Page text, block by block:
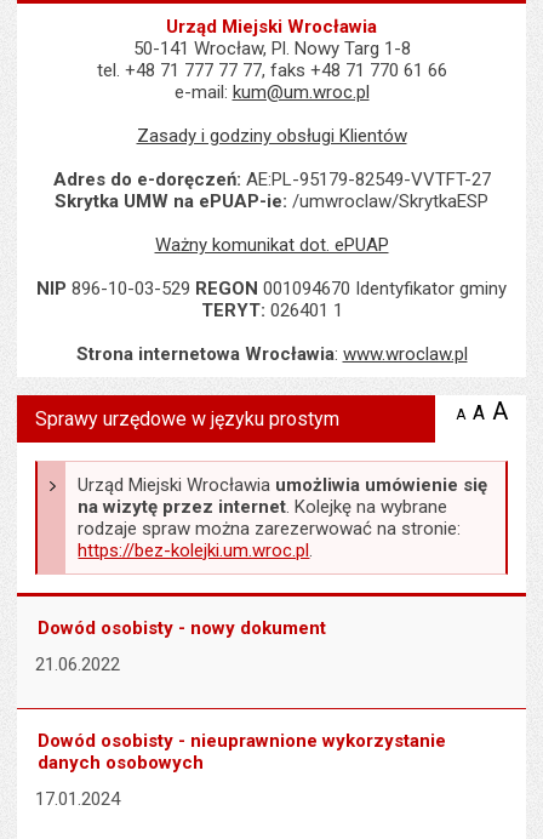
Urząd Miejski Wrocławia
50-141 Wrocław, Pl. Nowy Targ 1-8
tel. +48 71 777 77 77, faks +48 71 770 61 66
e-mail: kum@um.wroc.pl
Zasady i godziny obsługi Klientów
Adres do e-doręczeń: AE:PL-95179-82549-VVTFT-27
Skrytka UMW na ePUAP-ie: /umwroclaw/SkrytkaESP
Ważny komunikat dot. ePUAP
NIP 896-10-03-529 REGON 001094670 Identyfikator gminy
TERYT: 026401 1
Strona internetowa Wrocławia: www.wroclaw.pl
Wyświetlono artykuł "Sprawy urzędowe w języku prostym ".
Sprawy urzędowe w języku prostym A zmniejsz
A A
Urząd Miejski Wrocławia umożliwia umówienie się
na wizytę przez internet. Kolejkę na wybrane
rodzaje spraw można zarezerwować na stronie:
https://bez-kolejki.um.wroc.pl.
Dowód osobisty - nowy dokument
21.06.2022
Dowód osobisty - nieuprawnione wykorzystanie
danych osobowych
17.01.2024